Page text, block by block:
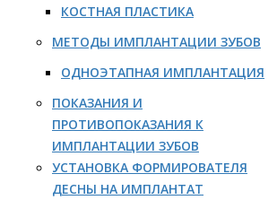
КОСТНАЯ ПЛАСТИКА
МЕТОДЫ ИМПЛАНТАЦИИ ЗУБОВ
ОДНОЭТАПНАЯ ИМПЛАНТАЦИЯ
ПОКАЗАНИЯ И
ПРОТИВОПОКАЗАНИЯ К
ИМПЛАНТАЦИИ ЗУБОВ
УСТАНОВКА ФОРМИРОВАТЕЛЯ
ДЕСНЫ НА ИМПЛАНТАТ